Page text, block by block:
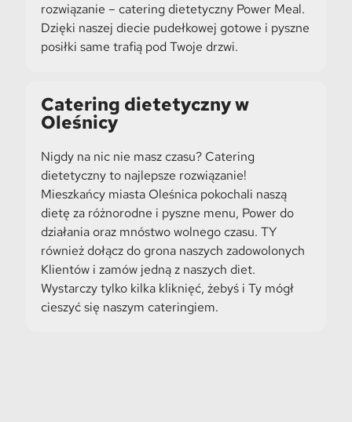
rozwiązanie – catering dietetyczny Power Meal.
Dzięki naszej diecie pudełkowej gotowe i pyszne
posiłki same trafią pod Twoje drzwi.
Catering dietetyczny w
Oleśnicy
Nigdy na nic nie masz czasu? Catering
dietetyczny to najlepsze rozwiązanie!
Mieszkańcy miasta Oleśnica pokochali naszą
dietę za różnorodne i pyszne menu, Power do
działania oraz mnóstwo wolnego czasu. TY
również dołącz do grona naszych zadowolonych
Klientów i zamów jedną z naszych diet.
Wystarczy tylko kilka kliknięć, żebyś i Ty mógł
cieszyć się naszym cateringiem.